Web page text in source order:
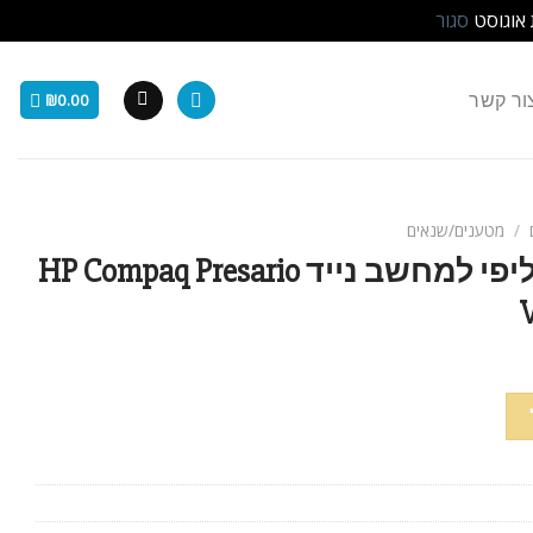
סגור
קשר ₪0.00
/ מטענים/שנאים
מטען / ספק כח חליפי למחשב נייד HP Compaq Presario